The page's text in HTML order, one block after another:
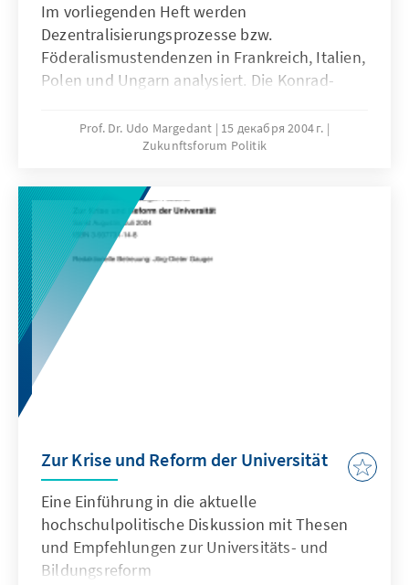
Im vorliegenden Heft werden
Dezentralisierungsprozesse bzw.
Föderalismustendenzen in Frankreich, Italien,
Polen und Ungarn analysiert. Die Konrad-
Projekt Föderalismusreform mit Aspekten der
in Politik und Wissenschaft geführten
auseinander.
Prof. Dr. Udo Margedant
15 декабря 2004 г.
Zukunftsforum Politik
Zur Krise und Reform der Universität
Eine Einführung in die aktuelle
hochschulpolitische Diskussion mit Thesen
und Empfehlungen zur Universitäts- und
Bildungsreform